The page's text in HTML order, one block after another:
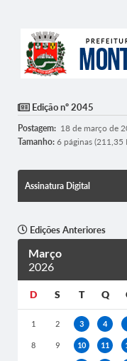
Edição nº 2045
Postagem: 18 de março de
Tamanho: 6 páginas (211,35
Assinatura Digital
Edições Anteriores
Março
2026
D S T Q
1 2 3 4
8 9 10 11